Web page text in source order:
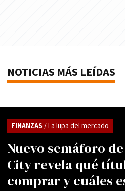
NOTICIAS MÁS LEÍDAS
Nuevo semáforo
City revela qué
comprar y cuáles
FINANZAS / La lupa del mercado